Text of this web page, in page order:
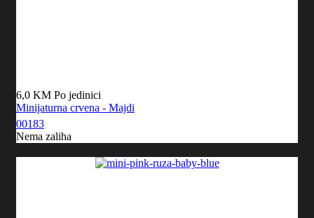
6,0 KM Po jedinici
Minijaturna crvena - Majdi
00183
Nema zaliha